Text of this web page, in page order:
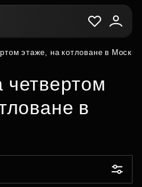
этаже, на котловане в Москве
четвертом
в